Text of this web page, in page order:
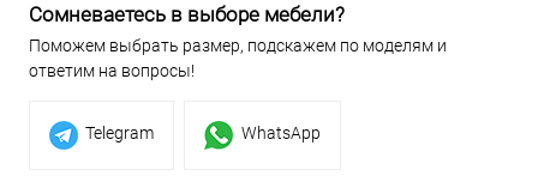
Сомневаетесь в выборе мебели?
Поможем выбрать размер, подскажем по моделям и
ответим на вопросы!
Telegram WhatsApp